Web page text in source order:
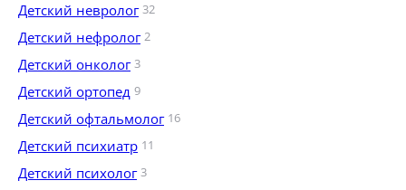
Детский невролог 32
Детский нефролог 2
Детский онколог 3
Детский ортопед 9
Детский офтальмолог 16
Детский психиатр 11
Детский психолог 3